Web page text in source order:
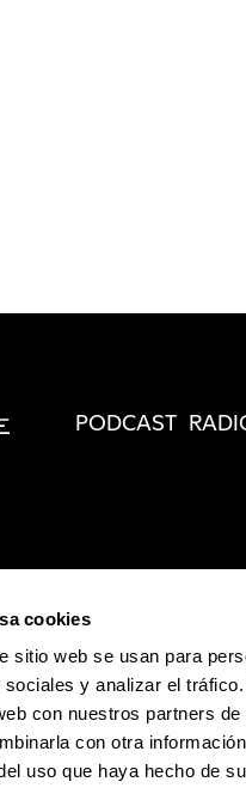
cookies
sitio web se usan para
y analizar el
con nuestros partners
con otra
uso que haya hecho de
PODCAST